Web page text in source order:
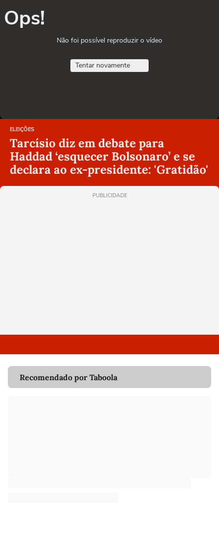
Ops!
Não foi possível reproduzir o vídeo
Tentar novamente
ELEIÇÕES
Tarcísio diz em debate para
Haddad ‘esquecer Bolsonaro’ e se
declara ao ex-presidente: 'Gratidão'
PUBLICIDADE
Recomendado por Taboola